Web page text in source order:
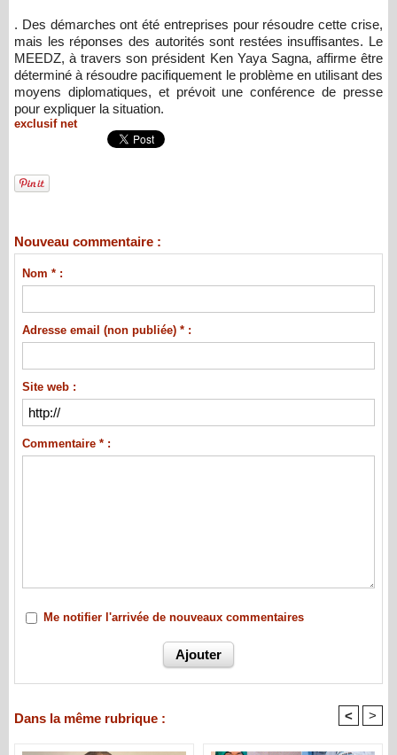
. Des démarches ont été entreprises pour résoudre cette crise,
mais les réponses des autorités sont restées insuffisantes. Le
MEEDZ, à travers son président Ken Yaya Sagna, affirme être
déterminé à résoudre pacifiquement le problème en utilisant des
moyens diplomatiques, et prévoit une conférence de presse
pour expliquer la situation.
exclusif net
Nouveau commentaire :
Nom * :
Adresse email (non publiée) * :
Site web :
Commentaire * :
Me notifier l'arrivée de nouveaux commentaires
Dans la même rubrique : < >